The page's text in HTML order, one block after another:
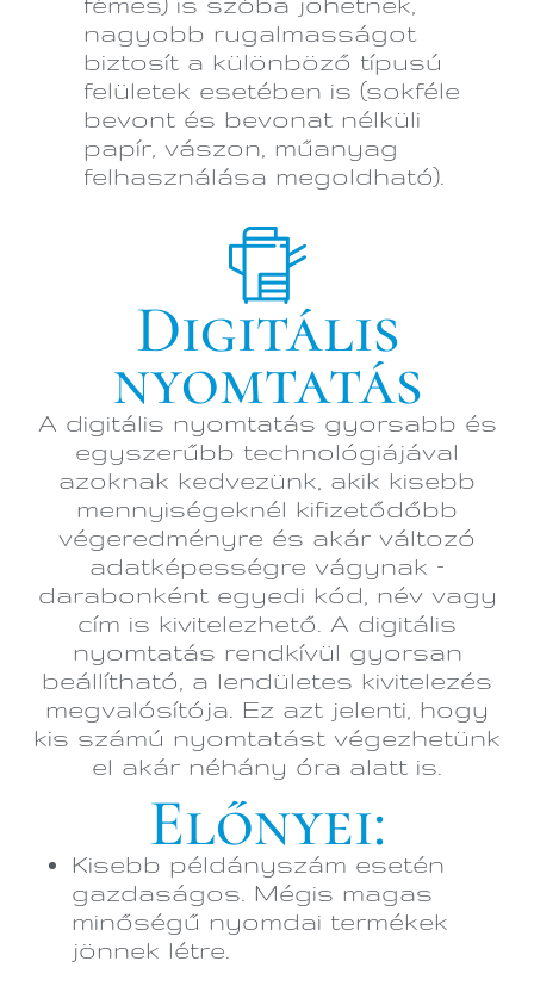
nagyobb rugalmasságot
biztosít a különböző típusú
felületek esetében is (sokféle
bevont és bevonat nélküli
papír, vászon, műanyag
felhasználása megoldható).
Digitális
nyomtatás
A digitális nyomtatás gyorsabb és
egyszerűbb technológiájával
azoknak kedvezünk, akik kisebb
mennyiségeknél kifizetődőbb
végeredményre és akár változó
adatképességre vágynak –
darabonként egyedi kód, név vagy
cím is kivitelezhető. A digitális
nyomtatás rendkívül gyorsan
beállítható, a lendületes kivitelezés
megvalósítója. Ez azt jelenti, hogy
kis számú nyomtatást végezhetünk
el akár néhány óra alatt is.
Előnyei:
Kisebb példányszám esetén
gazdaságos. Mégis magas
minőségű nyomdai termékek
jönnek létre.